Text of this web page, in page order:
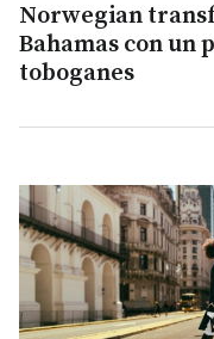
Norwegian
Bahamas con un
toboganes